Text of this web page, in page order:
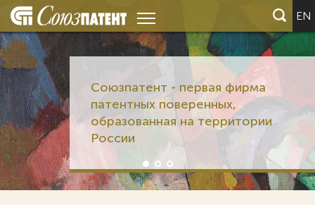
EN
Союзпатент - первая фирма
патентных поверенных,
образованная на территории
России